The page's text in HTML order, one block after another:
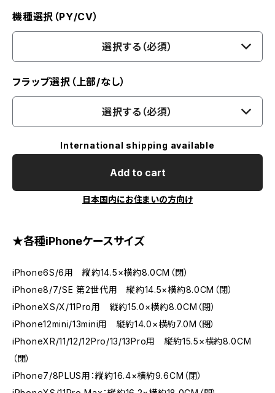
機種選択（PY/CV）
選択する（必須）
フラップ選択（上部/なし）
選択する（必須）
International shipping available
Add to cart
日本国内にお住まいの方向け
★各種iPhoneケースサイズ
iPhone6S/6用 縦約14.5×横約8.0CM（閉）
iPhone8/7/SE 第2世代用 縦約14.5×横約8.0CM（閉）
iPhoneXS/X/11Pro用 縦約15.0×横約8.0CM（閉）
iPhone12mini/13mini用 縦約14.0×横約7.0M（閉）
iPhoneXR/11/12/12Pro/13/13Pro用 縦約15.5×横約8.0CM
（閉）
iPhone7/8PLUS用：縦約16.4×横約9.6CM（閉）